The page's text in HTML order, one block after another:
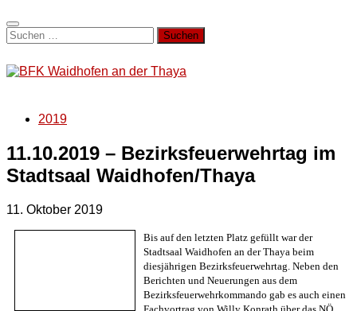
Suchen
nach:
2019
11.10.2019 – Bezirksfeuerwehrtag im
Stadtsaal Waidhofen/Thaya
11. Oktober 2019
Bis auf den letzten Platz gefüllt war der
Stadtsaal Waidhofen an der Thaya beim
diesjährigen Bezirksfeuerwehrtag. Neben den
Berichten und Neuerungen aus dem
Bezirksfeuerwehrkommando gab es auch einen